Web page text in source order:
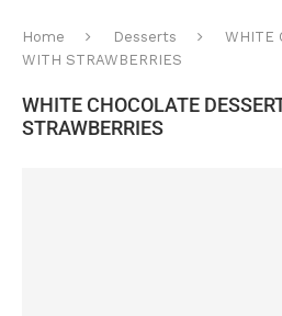
Home Desserts
WHITE
WITH STRAWBERRIES
WHITE CHOCOLATE
STRAWBERRIES